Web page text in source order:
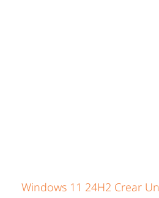
Windows 11 24H2 Crear